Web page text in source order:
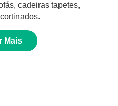
cadeiras tapetes,
Mais